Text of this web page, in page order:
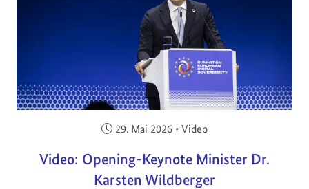
Veröffentlicht am:
29. Mai 2026 • Video
Video: Opening-Keynote Minister Dr.
Karsten Wildberger